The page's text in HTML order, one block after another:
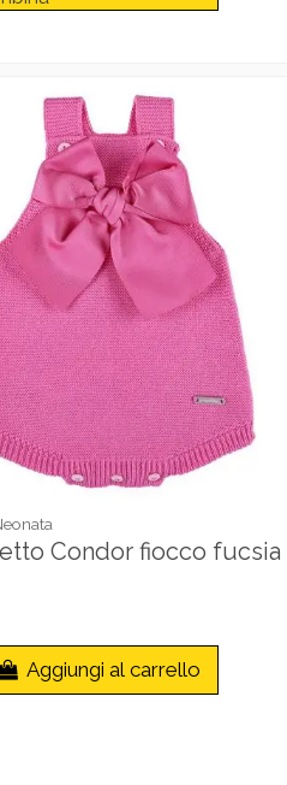
Condor fiocco fucsia
Aggiungi al carrello